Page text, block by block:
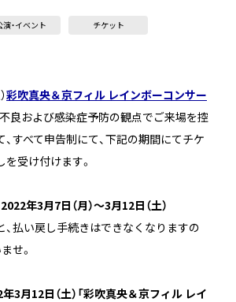
演・イベント チケット
彩吹真央＆京フィル レインボーコンサー
良および感染症予防の観点でご来場を控
すべて申告制にて、下記の期間にてチケ
受け付けます。
年3月7日（月）～3月12日（土）
払い戻し手続きはできなくなりますの
せ。
3月12日（土）「彩吹真央＆京フィル レイ